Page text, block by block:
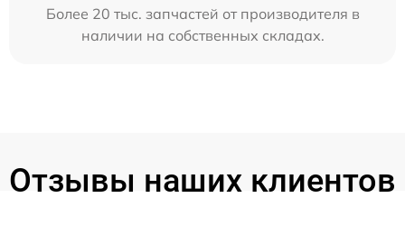
Более 20 тыс. запчастей от производителя в
наличии на собственных складах.
Отзывы наших клиентов